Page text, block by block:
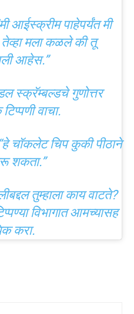
आईस्क्रीम पाहेपर्यंत मी
तेव्हा मला कळले की तू
आहेस.”
स्क्रॅम्बल्डचे गुणोत्तर
वाचा.
चॉकलेट चिप कुकी पीठाने
शकता.”
तुम्हाला काय वाटते?
विभागात आमच्यासह
करा.